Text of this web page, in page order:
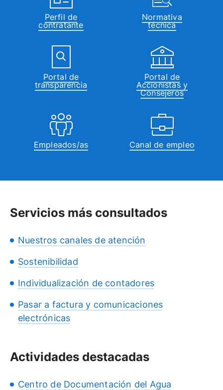
Perfil de
contratante
Normativa
técnica
Portal de
transparencia
Portal de
Accionistas y
Consejeros
Empleados/as Canal de empleo
Servicios más consultados
Nuestros canales de atención
Sostenibilidad
Individualización de contadores
Pasar a factura y comunicaciones
electrónicas
Actividades destacadas
Centro de Documentación del Agua